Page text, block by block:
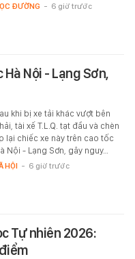
ĐƯỜNG - 6 giờ trước
Nội - Lạng Sơn,
khi bị xe tải khác vượt bên
tài xế T.L.Q. tạt đầu và chèn
lại chiếc xe này trên cao tốc
Nội - Lạng Sơn, gây nguy…
HỘI - 6 giờ trước
Tự nhiên 2026: